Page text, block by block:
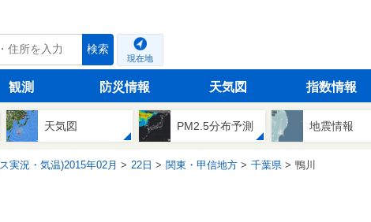
検索
現在地
観測 防災情報 天気図 指数情報
天気図 PM2.5分布予測 地震情報
実況・気温)2015年02月 22日 関東・甲信地方 千葉県 鴨川